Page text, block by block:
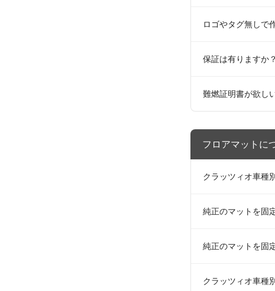
ロゴやタグ無しで
保証は有りますか？
難燃証明書が欲し
フロアマットに
クラッツィオ車種
純正のマットを固
純正のマットを固
クラッツィオ車種